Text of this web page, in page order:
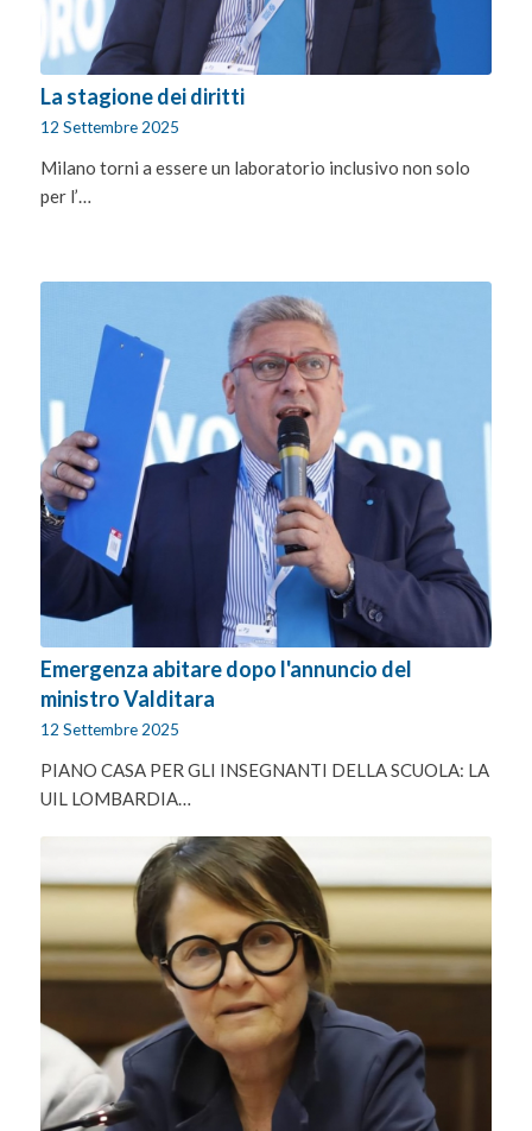
La stagione dei diritti
12 Settembre 2025
Milano torni a essere un laboratorio inclusivo non solo
per l’…
Emergenza abitare dopo l'annuncio del
ministro Valditara
12 Settembre 2025
PIANO CASA PER GLI INSEGNANTI DELLA SCUOLA: LA
UIL LOMBARDIA…